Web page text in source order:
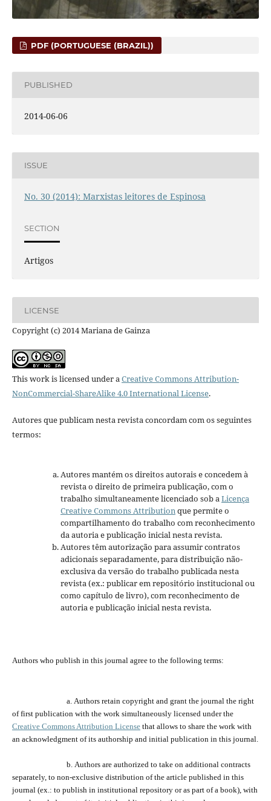
PDF (PORTUGUESE (BRAZIL))
PUBLISHED
2014-06-06
ISSUE
No. 30 (2014): Marxistas leitores de Espinosa
SECTION
Artigos
LICENSE
Copyright (c) 2014 Mariana de Gainza
This work is licensed under aCreative Commons Attribution-
NonCommercial-ShareAlike 4.0 International License.
Autores que publicam nesta revista concordam com os seguintes
termos:
Autores mantém os direitos autorais e concedem à
revista o direito de primeira publicação, com o
trabalho simultaneamente licenciado sob aLicença
Creative Commons Attributionque permite o
compartilhamento do trabalho com reconhecimento
da autoria e publicação inicial nesta revista.
Autores têm autorização para assumir contratos
adicionais separadamente, para distribuição não-
exclusiva da versão do trabalho publicada nesta
revista (ex.: publicar em repositório institucional ou
como capítulo de livro), com reconhecimento de
autoria e publicação inicial nesta revista.
Authors who publish inthis journal agree to the following terms:
a. Authors retain copyright and grant the journal the right
of first publication with the work simultaneously licensed under the
Creative Commons Attribution Licensethat allows to share the work with
an acknowledgment of its authorship and initial publication in this journal.
b.Authors are authorizedto take on additional contracts
separately, to non-exclusive distribution of the articlepublished in this
journal (ex.: to publish in institutional repository or as part ofa book), with